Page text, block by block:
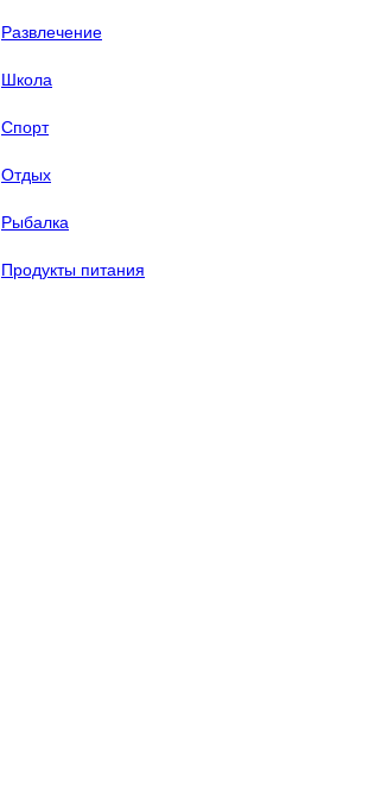
Развлечение
Школа
Спорт
Отдых
Рыбалка
Продукты питания